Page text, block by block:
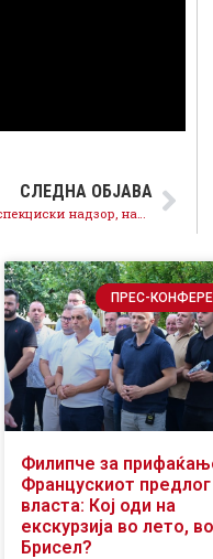
СЛЕДНА ОБЈАВА
ПРЕС-
Филипче за
Францускиот
власта: Кој оди на
екскурзија во лето, во
Брисел?